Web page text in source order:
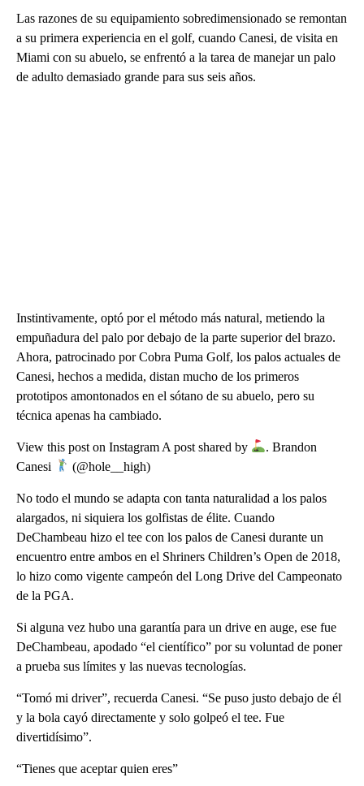
Las razones de su equipamiento sobredimensionado se remontan
a su primera experiencia en el golf, cuando Canesi, de visita en
Miami con su abuelo, se enfrentó a la tarea de manejar un palo
de adulto demasiado grande para sus seis años.
Instintivamente, optó por el método más natural, metiendo la
empuñadura del palo por debajo de la parte superior del brazo.
Ahora, patrocinado por Cobra Puma Golf, los palos actuales de
Canesi, hechos a medida, distan mucho de los primeros
prototipos amontonados en el sótano de su abuelo, pero su
técnica apenas ha cambiado.
View this post on Instagram A post shared by
. Brandon
Canesi
(@hole__high)
No todo el mundo se adapta con tanta naturalidad a los palos
alargados, ni siquiera los golfistas de élite. Cuando
DeChambeau hizo el tee con los palos de Canesi durante un
encuentro entre ambos en el Shriners Children’s Open de 2018,
lo hizo como vigente campeón del Long Drive del Campeonato
de la PGA.
Si alguna vez hubo una garantía para un drive en auge, ese fue
DeChambeau, apodado “el científico” por su voluntad de poner
a prueba sus límites y las nuevas tecnologías.
“Tomó mi driver”, recuerda Canesi. “Se puso justo debajo de él
y la bola cayó directamente y solo golpeó el tee. Fue
divertidísimo”.
“Tienes que aceptar quien eres”